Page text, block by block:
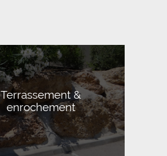
Terrassement &
enrochement